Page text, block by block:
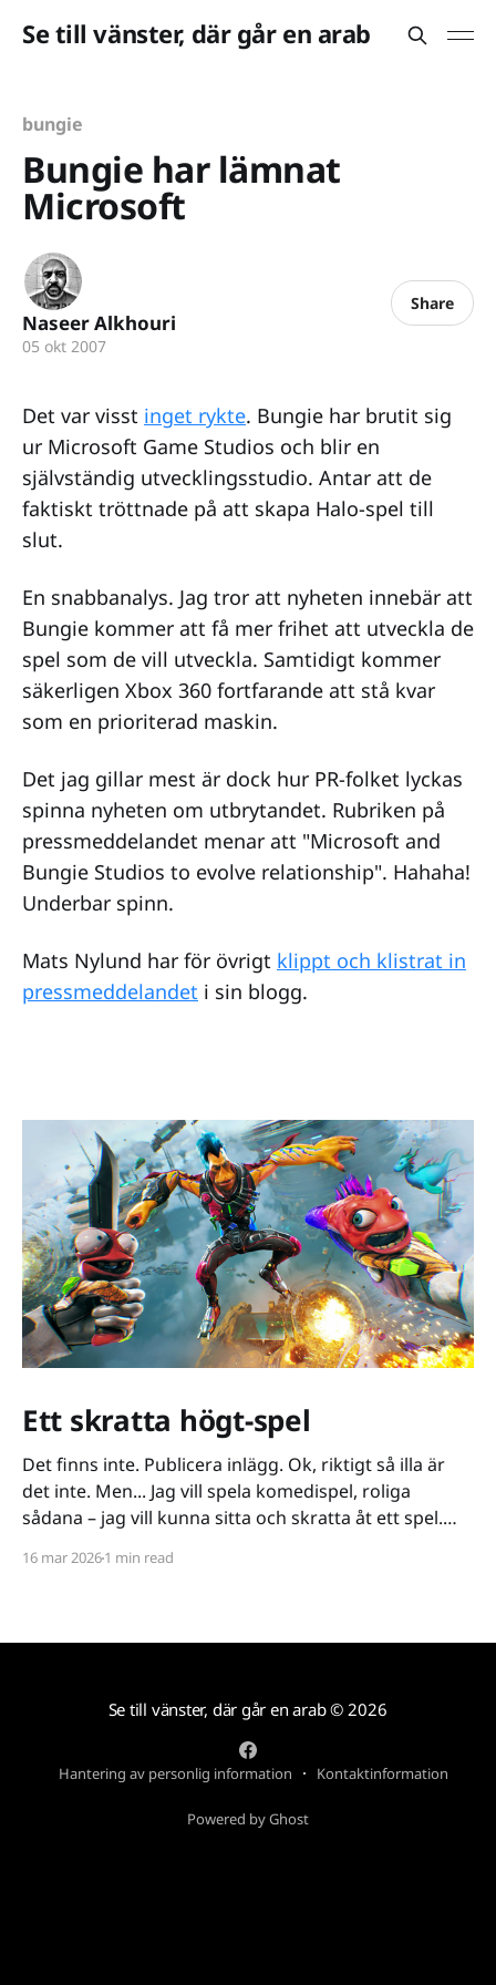
Se till vänster, där går en arab
bungie
Bungie har lämnat
Microsoft
Naseer Alkhouri
05 okt 2007
Share
Det var visst inget rykte. Bungie har brutit sig
ur Microsoft Game Studios och blir en
självständig utvecklingsstudio. Antar att de
faktiskt tröttnade på att skapa Halo-spel till
slut.
En snabbanalys. Jag tror att nyheten innebär att
Bungie kommer att få mer frihet att utveckla de
spel som de vill utveckla. Samtidigt kommer
säkerligen Xbox 360 fortfarande att stå kvar
som en prioriterad maskin.
Det jag gillar mest är dock hur PR-folket lyckas
spinna nyheten om utbrytandet. Rubriken på
pressmeddelandet menar att "Microsoft and
Bungie Studios to evolve relationship". Hahaha!
Underbar spinn.
Mats Nylund har för övrigt klippt och klistrat in
pressmeddelandet i sin blogg.
Ett skratta högt-spel
Det finns inte. Publicera inlägg. Ok, riktigt så illa är
det inte. Men... Jag vill spela komedispel, roliga
sådana – jag vill kunna sitta och skratta åt ett spel.
på ett kiss och bajs-spår eller så lutar de sig på
16 mar 20261 min read
Se till vänster, där går en arab© 2026
Hantering av personlig information Kontaktinformation
Powered by Ghost